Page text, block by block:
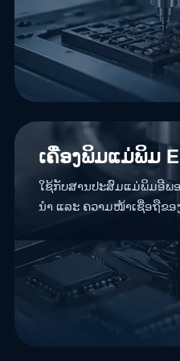
ເຄື່ອງພິມແມ່ພິມ
ໃຊ້ກັບສານປະສົມແມ່ພິມອີພ
ນຳ ແລະ ຄວາມໜ້າເຊື່ອຖືຂ